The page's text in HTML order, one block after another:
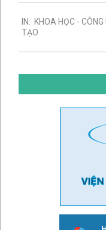
06-
27
IN: KHOA HỌC - CÔNG
TẠO